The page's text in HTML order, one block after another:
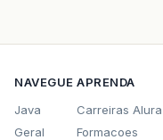
NAVEGUE
Java
Geral
APRENDA
Carreiras Alura
Formacoes